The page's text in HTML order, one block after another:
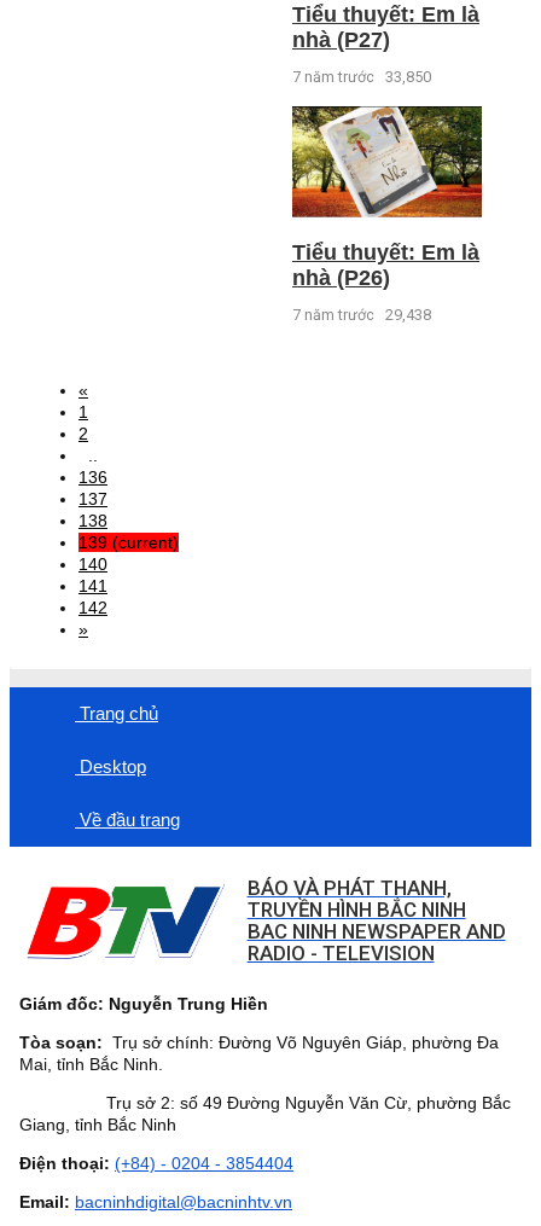
Tiểu thuyết: Em là
nhà (P27)
7 năm trước 33,850
Tiểu thuyết: Em là
nhà (P26)
7 năm trước 29,438
«
1
2
136
137
138
139 (current)
140
141
142
»
Trang chủ
Desktop
Về đầu trang
BÁO VÀ PHÁT THANH,
TRUYỀN HÌNH BẮC NINH
BAC NINH NEWSPAPER AND
RADIO - TELEVISION
Giám đốc: Nguyễn Trung Hiền
Tòa soạn: Trụ sở chính: Đường Võ Nguyên Giáp, phường Đa
Mai, tỉnh Bắc Ninh.
Trụ sở 2: số 49 Đường Nguyễn Văn Cừ, phường Bắc
Giang, tỉnh Bắc Ninh
Điện thoại: (+84) - 0204 - 3854404
Email: bacninhdigital@bacninhtv.vn